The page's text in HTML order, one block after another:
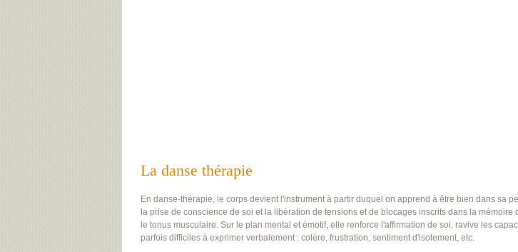
La danse thérapie
En danse-thérapie, le corps devient l'instrument à partir duquel on apprend à être bien dans sa
la prise de conscience de soi et la libération de tensions et de blocages inscrits dans la
le tonus musculaire. Sur le plan mental et émotif, elle renforce l'affirmation de soi, ravive les
parfois difficiles à exprimer verbalement : colère, frustration, sentiment d'isolement, etc.